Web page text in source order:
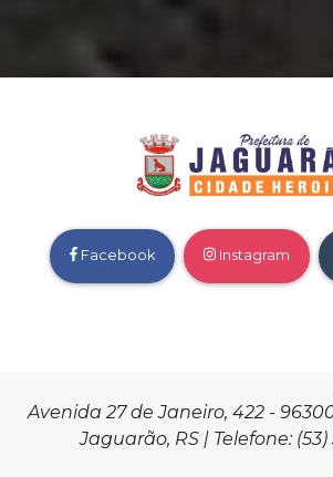
Facebook Instagram
Avenida 27 de Janeiro, 422 -
Jaguarão, RS | Telefone: (53)